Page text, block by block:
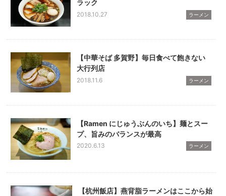
ラック
2018.10.27 ラーメン
【中華そば 多賀野】毎日食べて飽きない
大行列店
2018.11.6 ラーメン
【Ramen にじゅうぶんのいち】麺とスー
プ、旨みのバランスが最高
2020.6.13 ラーメン
【杭州飯店】燕背脂ラーメンはここから始